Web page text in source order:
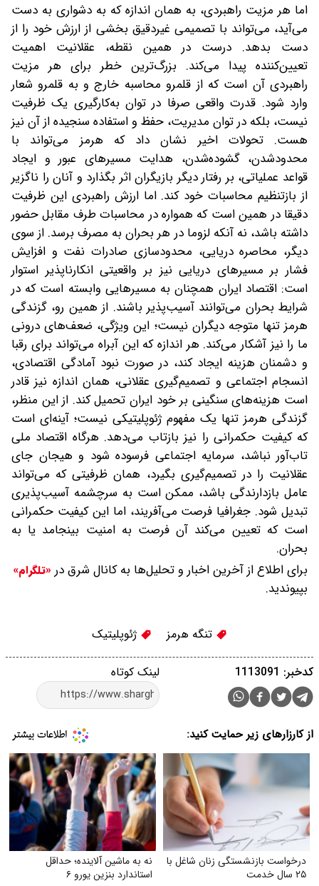
اما هر مزیت راهبردی، به همان اندازه که به دشواری به دست
می‌آید، می‌تواند با تصمیمی غیردقیق بخشی از ارزش خود را از
دست بدهد. درست در همین نقطه، عقلانیت اهمیت
تعیین‌کننده پیدا می‌کند. بزرگ‌ترین خطر برای هر مزیت
راهبردی آن است که از قلمرو محاسبه خارج و به قلمرو شعار
وارد شود. قدرت واقعی صرفا در توان به‌کارگیری یک ظرفیت
نیست، بلکه در توان مدیریت، حفظ و استفاده سنجیده از آن نیز
هست. تحولات اخیر نشان داد که هرمز می‌تواند با
محدودشدن، گشوده‌شدن، هدایت مسیرهای عبور و ایجاد
قواعد عملیاتی، بر رفتار دیگر بازیگران اثر بگذارد و آنان را ناگزیر
از بازتنظیم محاسبات خود کند. اما ارزش راهبردی این ظرفیت
دقیقا در همین است که همواره در محاسبات طرف مقابل حضور
داشته باشد، نه آنکه لزوما در هر بحران به مصرف برسد. از سوی
دیگر، محاصره دریایی، محدودسازی صادرات نفت و افزایش
فشار بر مسیرهای دریایی نیز بر واقعیتی انکارناپذیر استوار
است: اقتصاد ایران همچنان به مسیرهایی وابسته است که در
شرایط بحران می‌توانند آسیب‌پذیر باشند. از همین رو، گزندگی
هرمز تنها متوجه دیگران نیست؛ این ویژگی، ضعف‌های درونی
ما را نیز آشکار می‌کند. هر اندازه که این آبراه می‌تواند برای رقبا
و دشمنان هزینه ایجاد کند، در صورت نبود آمادگی اقتصادی،
انسجام اجتماعی و تصمیم‌گیری عقلانی، همان اندازه نیز قادر
است هزینه‌های سنگینی بر خود ایران تحمیل کند. از این منظر،
گزندگی هرمز تنها یک مفهوم ژئوپلیتیکی نیست؛ آینه‌ای است
که کیفیت حکمرانی را نیز بازتاب می‌دهد. هرگاه اقتصاد ملی
تاب‌آور نباشد، سرمایه اجتماعی فرسوده شود و هیجان جای
عقلانیت را در تصمیم‌گیری بگیرد، همان ظرفیتی که می‌تواند
عامل بازدارندگی باشد، ممکن است به سرچشمه آسیب‌پذیری
تبدیل شود. جغرافیا فرصت می‌آفریند، اما این کیفیت حکمرانی
است که تعیین می‌کند آن فرصت به امنیت بینجامد یا به
بحران.
برای اطلاع از آخرین اخبار و تحلیل‌ها به کانال شرق در «تلگرام»
بپیوندید.
تنگه هرمز ژئوپلیتیک
لینک کوتاه کدخبر: 1113091
از کارزارهای زیر حمایت کنید:
درخواست بازنشستگی زنان شاغل با
۲۵ سال خدمت
نه به ماشین آلاینده؛ حداقل
استاندارد بنزین یورو ۶